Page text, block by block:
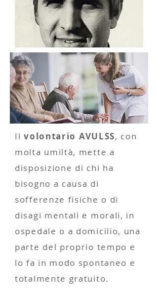
Ilvolontario AVULSS, con
molta umiltà, mette a
disposizione di chi ha
bisogno a causa di
sofferenze fisiche o di
disagi mentali e morali, in
ospedale o a domicilio, una
parte del proprio tempo e
lo fa in modo spontaneo e
totalmente gratuito.